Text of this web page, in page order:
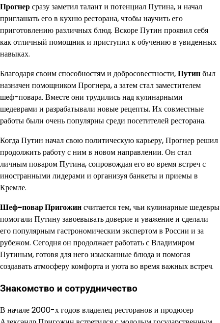
Прогнерсразу заметил талант и потенциал Путина, и начал
приглашать его в кухню ресторана, чтобы научить его
приготовлению различных блюд. Вскоре Путин проявил себя
как отличный помощник и приступил к обучению в увиденных
навыках.
Благодаря своим способностям и добросовестности,Путинбыл
назначен помощником Прогнера, а затем стал заместителем
шеф-повара. Вместе они трудились над кулинарными
шедеврами и разрабатывали новые рецепты. Их совместные
работы были очень популярны среди посетителей ресторана.
Когда Путин начал свою политическую карьеру, Прогнер решил
продолжить работу с ним в новом направлении. Он стал
личным поваром Путина, сопровождая его во время встреч с
иностранными лидерами и организуя банкеты и приемы в
Кремле.
Шеф-повар Пригожинсчитается тем, чьи кулинарные шедевры
помогали Путину завоевывать доверие и уважение и сделали
его популярным гастрономическим экспертом в России и за
рубежом. Сегодня он продолжает работать с Владимиром
Путиным, готовя для него изысканные блюда и помогая
создавать атмосферу комфорта и уюта во время важных встреч.
Знакомство и сотрудничество
В начале 2000-х годов владелец ресторанов и продюсер